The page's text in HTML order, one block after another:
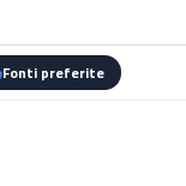
Fonti preferite